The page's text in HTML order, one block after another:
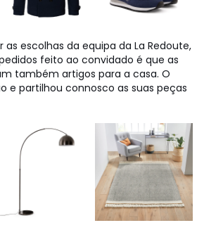
as escolhas da equipa da La Redoute,
feito ao convidado é que as
também artigos para a casa. O
e partilhou connosco as suas peças